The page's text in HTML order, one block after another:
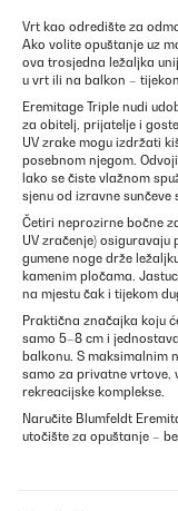
Vrt kao odredište za
Ako volite opuštanje uz
ova trosjedna ležaljka
u vrt ili na balkon –
Eremitage Triple nudi
za obitelj, prijatelje i
UV zrake mogu izdržati
posebnom njegom.
lako se čiste vlažnom
sjenu od izravne sunčeve
Četiri neprozirne bočne
UV zračenje)
gumene noge drže
kamenim pločama.
na mjestu čak i tijekom
Praktična značajka koju
samo 5–8 cm i
balkonu. S maksimalnim
samo za privatne vrtove,
rekreacijske komplekse.
Naručite Blumfeldt
utočište za opuštanje –